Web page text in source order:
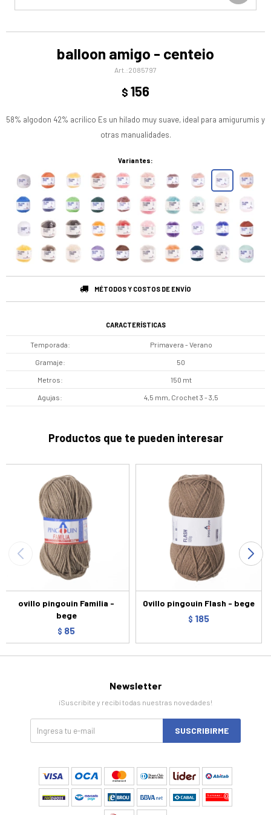
balloon amigo - centeio
2085797
$ 156
58% algodon 42% acrilico Es un hilado muy suave, ideal para amigurumis y
otras manualidades.
Variantes:
MÉTODOS Y COSTOS DE ENVÍO
CARACTERÍSTICAS
Temporada Primavera - Verano
Gramaje 50
Metros 150 mt
Agujas 4,5 mm, Crochet 3 - 3,5
Productos que te pueden interesar
ovillo pingouin Familia -
bege
$ 85
Ovillo pingouin Flash - bege
$ 185
Newsletter
¡Suscribite y recibí todas nuestras novedades!
SUSCRIBIRME